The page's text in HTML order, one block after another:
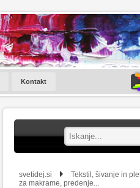
Kontakt
svetidej.si
Tekstil, šivanje in
za makrame, predenje...